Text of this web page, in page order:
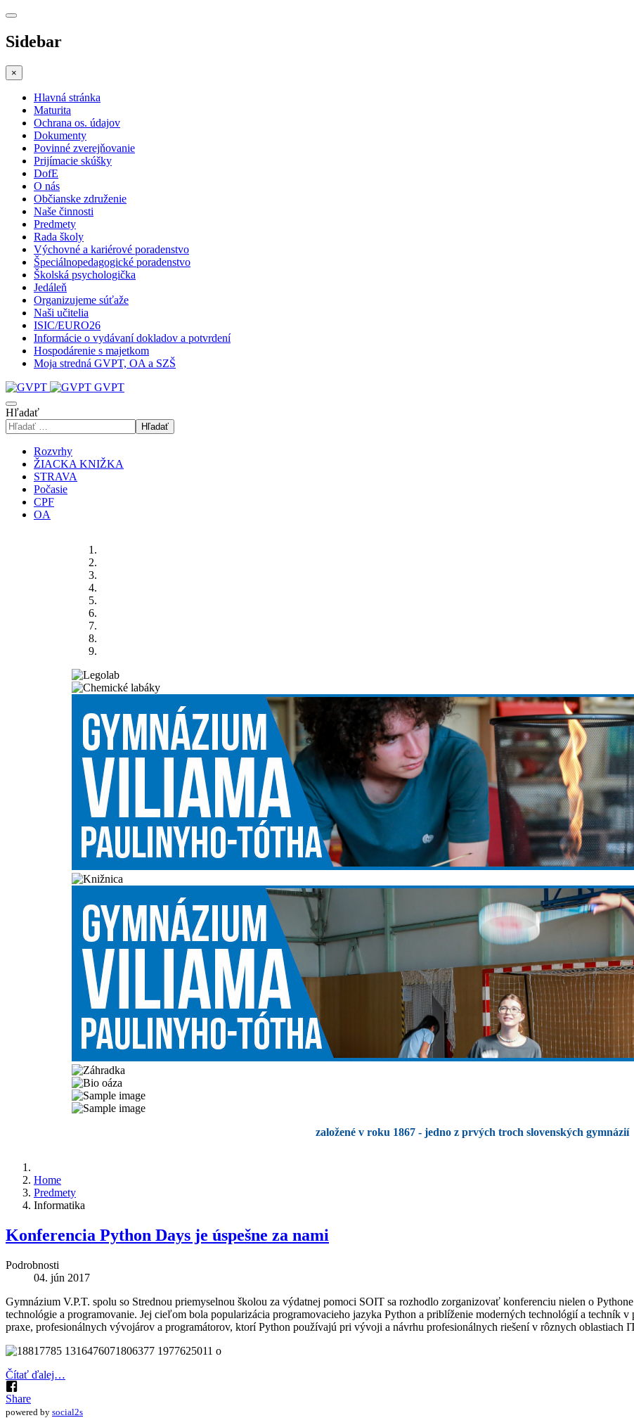
Sidebar
×
Hlavná stránka
Maturita
Ochrana os. údajov
Dokumenty
Povinné zverejňovanie
Prijímacie skúšky
DofE
O nás
Občianske združenie
Naše činnosti
Predmety
Rada školy
Výchovné a kariérové poradenstvo
Špeciálnopedagogické poradenstvo
Školská psychologička
Jedáleň
Organizujeme súťaže
Naši učitelia
ISIC/EURO26
Informácie o vydávaní dokladov a potvrdení
Hospodárenie s majetkom
Moja stredná GVPT, OA a SZŠ
GVPT
Hľadať
Hľadať
Rozvrhy
ŽIACKA KNIŽKA
STRAVA
Počasie
CPF
OA
založené v roku 1867 - jedno z prvých troch slovenských gymnázií
Home
Predmety
Informatika
Konferencia Python Days je úspešne za nami
Podrobnosti
04. jún 2017
Gymnázium V.P.T. spolu so Strednou priemyselnou školou za výdatnej pomoci SOIT sa rozhodlo zorganizovať konferenciu nielen o
technológie a programovanie. Jej cieľom bola popularizácia programovacieho jazyka Python a priblíženie moderných technológií a techník
praxe, profesionálnych vývojárov a programátorov, ktorí Python používajú pri vývoji a návrhu profesionálnych riešení v rôznych oblastiach
Čítať ďalej…
Share
powered by social2s